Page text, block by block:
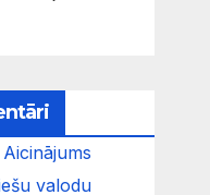
Aicinājums
valodu